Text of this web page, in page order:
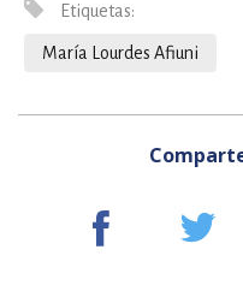
Etiquetas:
María Lourdes Afiuni